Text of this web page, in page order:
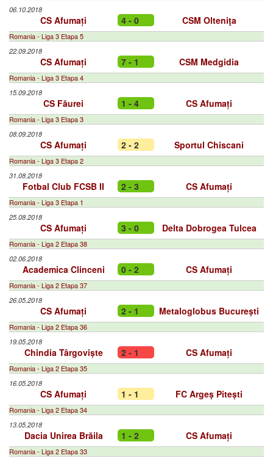
06.10.2018
CS Afumați 4 - 0 CSM Olteniţa
Romania - Liga 3 Etapa 5
22.09.2018
CS Afumați 7 - 1 CSM Medgidia
Romania - Liga 3 Etapa 4
15.09.2018
CS Făurei 1 - 4 CS Afumați
Romania - Liga 3 Etapa 3
08.09.2018
CS Afumați 2 - 2 Sportul Chiscani
Romania - Liga 3 Etapa 2
31.08.2018
Fotbal Club FCSB II 2 - 3 CS Afumați
Romania - Liga 3 Etapa 1
25.08.2018
CS Afumați 3 - 0 Delta Dobrogea Tulcea
Romania - Liga 2 Etapa 38
02.06.2018
Academica Clinceni 0 - 2 CS Afumați
Romania - Liga 2 Etapa 37
26.05.2018
CS Afumați 2 - 1 Metaloglobus București
Romania - Liga 2 Etapa 36
19.05.2018
Chindia Târgoviște 2 - 1 CS Afumați
Romania - Liga 2 Etapa 35
16.05.2018
CS Afumați 1 - 1 FC Argeș Pitești
Romania - Liga 2 Etapa 34
13.05.2018
Dacia Unirea Brăila 1 - 2 CS Afumați
Romania - Liga 2 Etapa 33